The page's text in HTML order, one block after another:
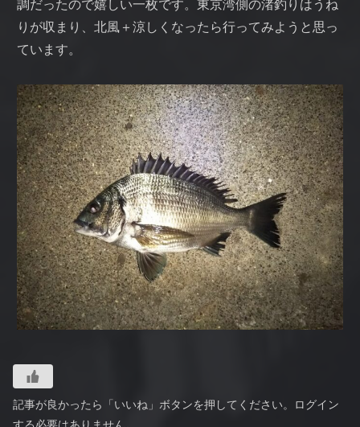
調だったので嬉しい一枚です。東京湾側の渚釣りはうね
りが収まり、北風＋涼しくなったら行ってみようと思っ
ています。
記事が良かったら「いいね」ボタンを押してください。ログイン
する必要はありません。